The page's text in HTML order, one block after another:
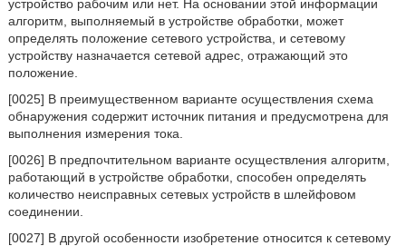
устройство рабочим или нет. На основании этой информации
алгоритм, выполняемый в устройстве обработки, может
определять положение сетевого устройства, и сетевому
устройству назначается сетевой адрес, отражающий это
положение.
[0025] В преимущественном варианте осуществления схема
обнаружения содержит источник питания и предусмотрена для
выполнения измерения тока.
[0026] В предпочтительном варианте осуществления алгоритм,
работающий в устройстве обработки, способен определять
количество неисправных сетевых устройств в шлейфовом
соединении.
[0027] В другой особенности изобретение относится к сетевому